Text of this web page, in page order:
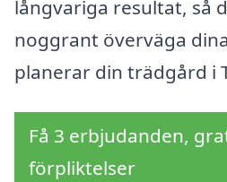
långvariga resultat, så
noggrant överväga
planerar din trädgård i
Få 3 erbjudanden,
förpliktelser